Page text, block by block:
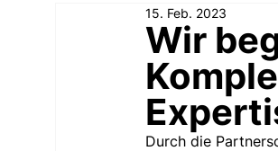
Wir
15. Feb. 2023
Durch die